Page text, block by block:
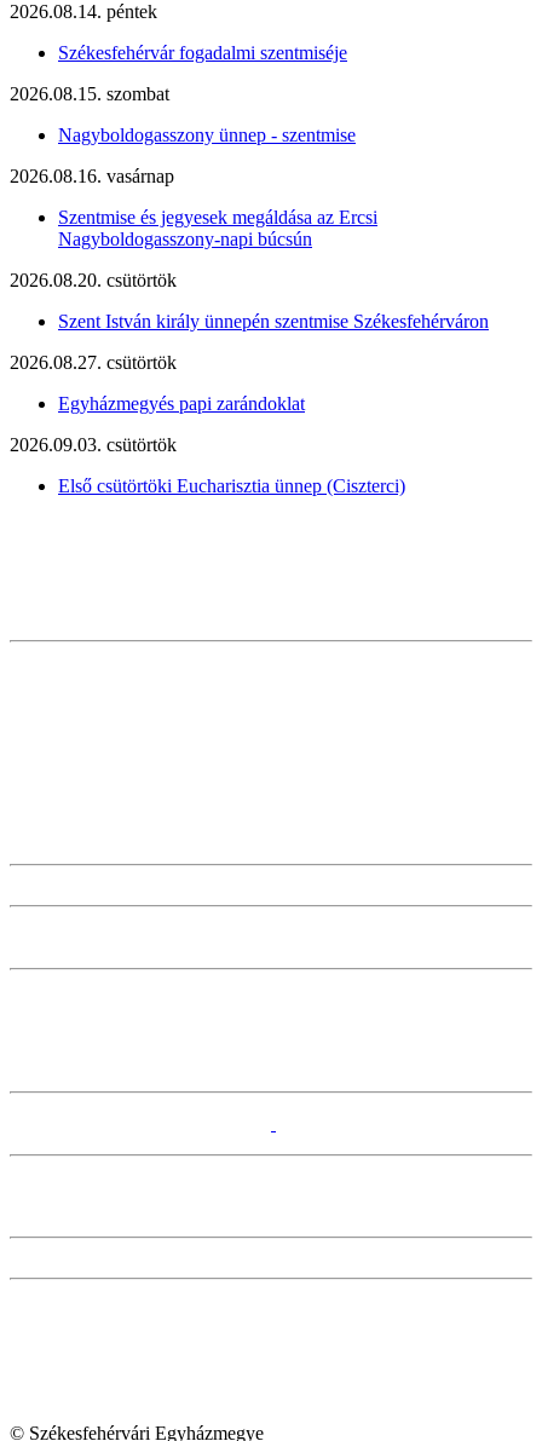
2026.08.14. péntek
Székesfehérvár fogadalmi szentmiséje
2026.08.15. szombat
Nagyboldogasszony ünnep - szentmise
2026.08.16. vasárnap
Szentmise és jegyesek megáldása az Ercsi
Nagyboldogasszony-napi búcsún
2026.08.20. csütörtök
Szent István király ünnepén szentmise Székesfehérváron
2026.08.27. csütörtök
Egyházmegyés papi zarándoklat
2026.09.03. csütörtök
Első csütörtöki Eucharisztia ünnep (Ciszterci)
© Székesfehérvári Egyházmegye